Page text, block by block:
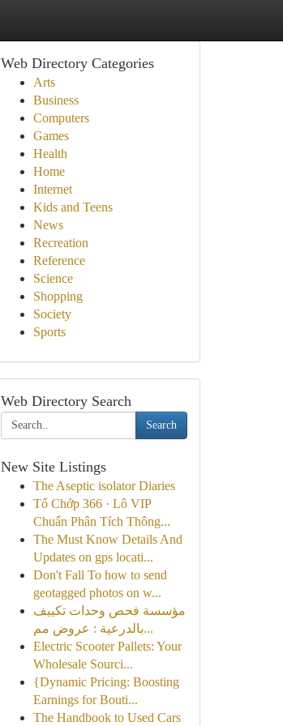
Web Directory Categories
Arts
Business
Computers
Games
Health
Home
Internet
Kids and Teens
News
Recreation
Reference
Science
Shopping
Society
Sports
Web Directory Search
Search
New Site Listings
The Aseptic isolator Diaries
Tổ Chớp 366 · Lô VIP
Chuẩn Phân Tích Thông...
The Must Know Details And
Updates on gps locati...
Don't Fall To how to send
geotagged photos on w...
مؤسسة فحص وحدات تكييف
بالدرعية : عروض مم...
Electric Scooter Pallets: Your
Wholesale Sourci...
{Dynamic Pricing: Boosting
Earnings for Bouti...
The Handbook to Used Cars